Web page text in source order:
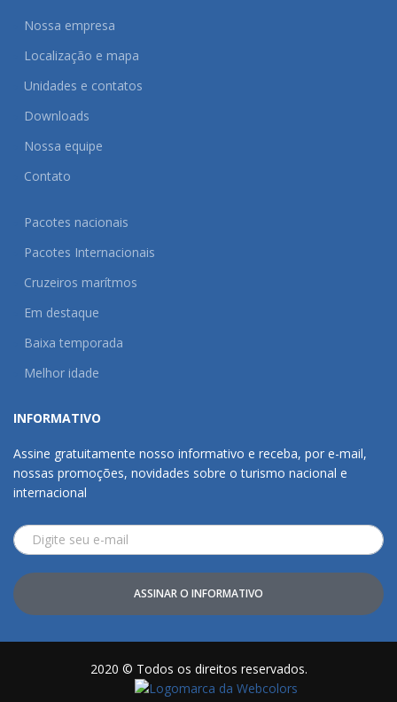
Nossa empresa
Localização e mapa
Unidades e contatos
Downloads
Nossa equipe
Contato
Pacotes nacionais
Pacotes Internacionais
Cruzeiros marítmos
Em destaque
Baixa temporada
Melhor idade
INFORMATIVO
Assine gratuitamente nosso informativo e receba, por e-mail,
nossas promoções, novidades sobre o turismo nacional e
internacional
ASSINAR O INFORMATIVO
2020 © Todos os direitos reservados.